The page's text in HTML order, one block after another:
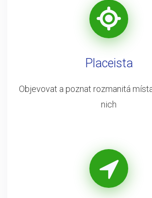
Placeista
Objevovat a poznat rozmanitá
nich